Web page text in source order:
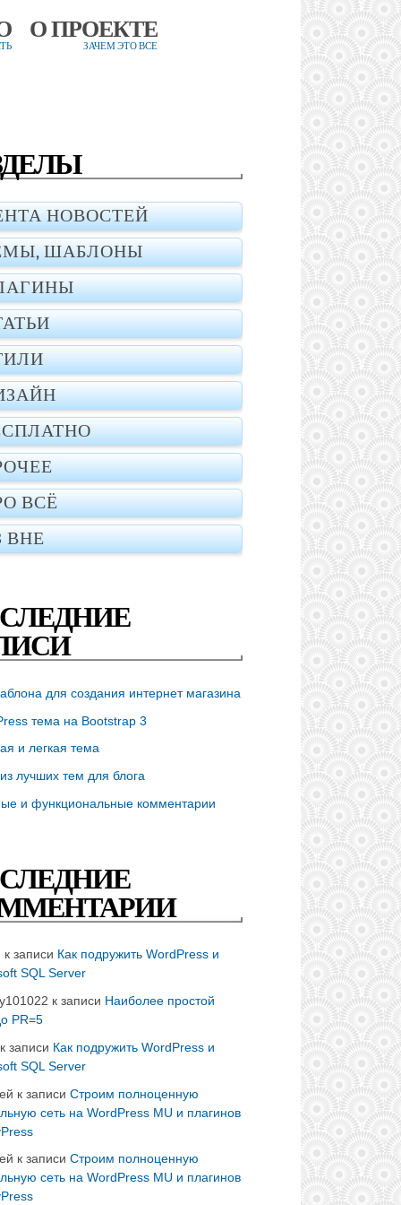
О ПРОЕКТЕ
ЗАЧЕМ ЭТО ВСЕ
НОВОСТЕЙ
ШАБЛОНЫ
ВСЁ
ВНЕ
для создания интернет магазина
тема на Bootstrap 3
и легкая тема
лучших тем для блога
и функциональные комментарии
к записи Как подружить WordPress и
SQL Server
к записи Наиболее простой
PR=5
записи Как подружить WordPress и
SQL Server
к записи Строим полноценную
сеть на WordPress MU и плагинов
к записи Строим полноценную
сеть на WordPress MU и плагинов